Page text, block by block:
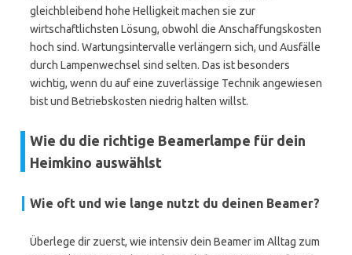
gleichbleibend hohe Helligkeit machen sie zur
wirtschaftlichsten Lösung, obwohl die Anschaffungskosten
hoch sind. Wartungsintervalle verlängern sich, und Ausfälle
durch Lampenwechsel sind selten. Das ist besonders
wichtig, wenn du auf eine zuverlässige Technik angewiesen
bist und Betriebskosten niedrig halten willst.
Wie du die richtige Beamerlampe für dein
Heimkino auswählst
Wie oft und wie lange nutzt du deinen Beamer?
Überlege dir zuerst, wie intensiv dein Beamer im Alltag zum